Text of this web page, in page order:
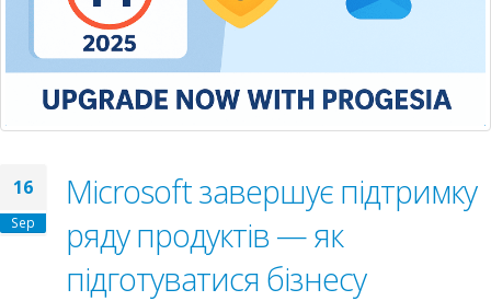
16
Sep
Microsoft завершує підтримку
ряду продуктів — як
підготуватися бізнесу